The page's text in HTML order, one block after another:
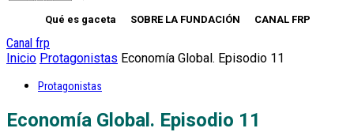
Qué es gaceta SOBRE LA FUNDACIÓN CANAL FRP
Canal frp
Inicio Protagonistas Economía Global. Episodio 11
Protagonistas
Economía Global. Episodio 11